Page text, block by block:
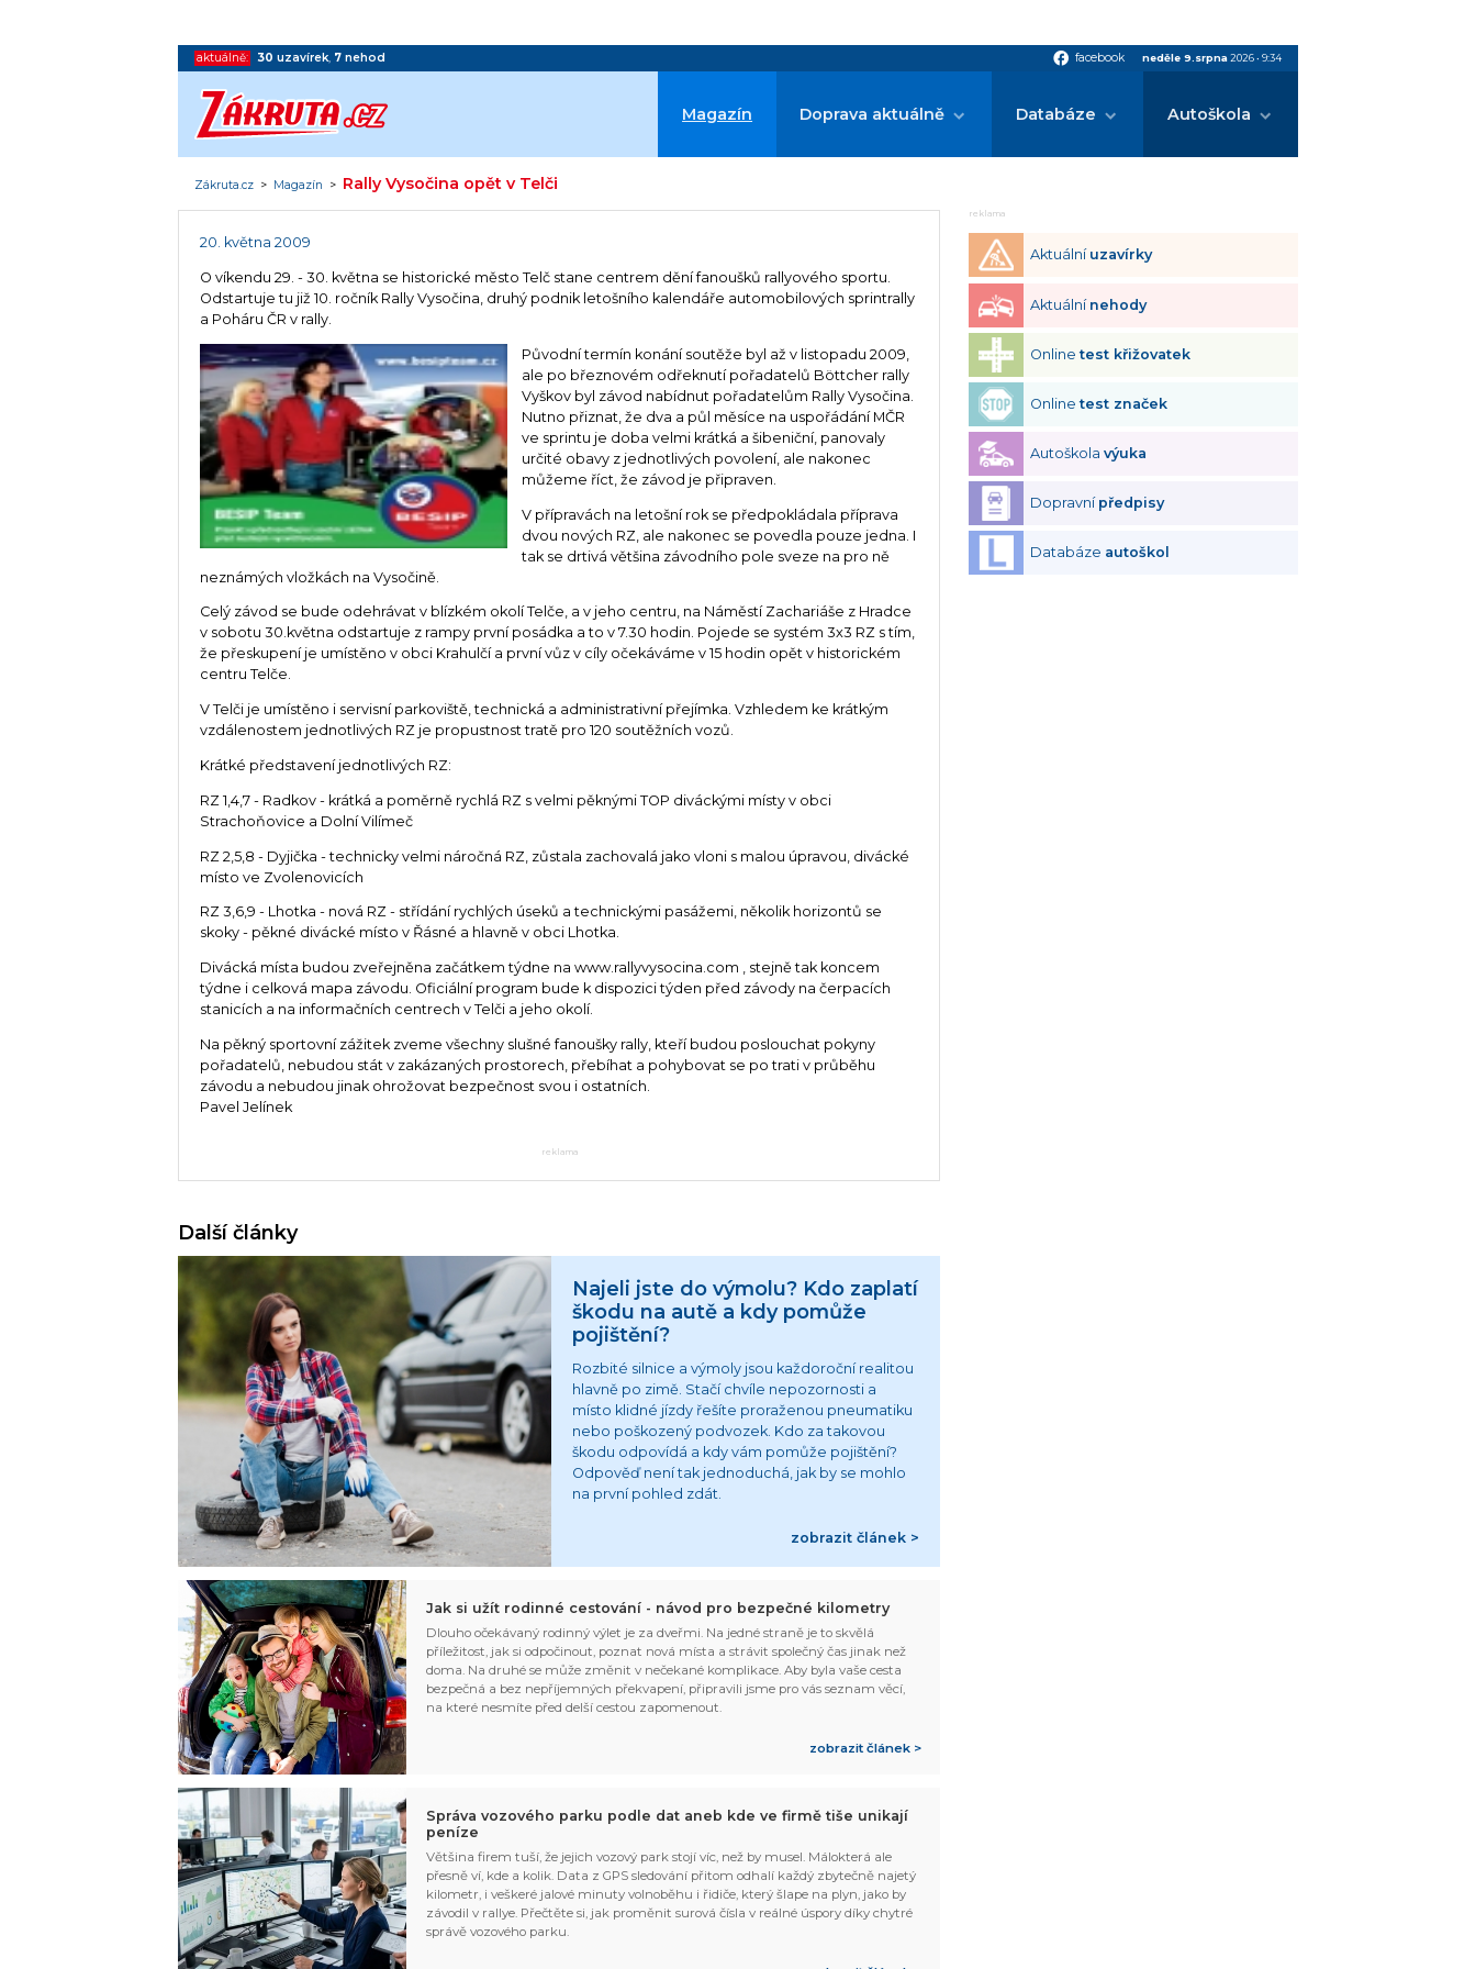
aktuálně: 30 uzavírek, 7 nehod facebook facebook neděle 9.srpna 2026• 9:34
Magazín Doprava aktuálně Databáze Autoškola
Zákruta.cz > Magazín > Rally Vysočina opět v Telči
20. května 2009
O víkendu 29. - 30. května se historické město Telč stane centrem dění fanoušků rallyového sportu.
Odstartuje tu již 10. ročník Rally Vysočina, druhý podnik letošního kalendáře automobilových sprintrally
a Poháru ČR v rally.
Původní termín konání soutěže byl až v listopadu 2009,
ale po březnovém odřeknutí pořadatelů Böttcher rally
Vyškov byl závod nabídnut pořadatelům Rally Vysočina.
Nutno přiznat, že dva a půl měsíce na uspořádání MČR
ve sprintu je doba velmi krátká a šibeniční, panovaly
určité obavy z jednotlivých povolení, ale nakonec
můžeme říct, že závod je připraven.
V přípravách na letošní rok se předpokládala příprava
dvou nových RZ, ale nakonec se povedla pouze jedna. I
tak se drtivá většina závodního pole sveze na pro ně
neznámých vložkách na Vysočině.
Celý závod se bude odehrávat v blízkém okolí Telče, a v jeho centru, na Náměstí Zachariáše z Hradce
v sobotu 30.května odstartuje z rampy první posádka a to v 7.30 hodin. Pojede se systém 3x3 RZ s tím,
že přeskupení je umístěno v obci Krahulčí a první vůz v cíly očekáváme v 15 hodin opět v historickém
centru Telče.
V Telči je umístěno i servisní parkoviště, technická a administrativní přejímka. Vzhledem ke krátkým
vzdálenostem jednotlivých RZ je propustnost tratě pro 120 soutěžních vozů.
Krátké představení jednotlivých RZ:
RZ 1,4,7 - Radkov - krátká a poměrně rychlá RZ s velmi pěknými TOP diváckými místy v obci
Strachoňovice a Dolní Vilímeč
RZ 2,5,8 - Dyjička - technicky velmi náročná RZ, zůstala zachovalá jako vloni s malou úpravou, divácké
místo ve Zvolenovicích
RZ 3,6,9 - Lhotka - nová RZ - střídání rychlých úseků a technickými pasážemi, několik horizontů se
skoky - pěkné divácké místo v Řásné a hlavně v obci Lhotka.
Divácká místa budou zveřejněna začátkem týdne na www.rallyvysocina.com , stejně tak koncem
týdne i celková mapa závodu. Oficiální program bude k dispozici týden před závody na čerpacích
stanicích a na informačních centrech v Telči a jeho okolí.
Na pěkný sportovní zážitek zveme všechny slušné fanoušky rally, kteří budou poslouchat pokyny
pořadatelů, nebudou stát v zakázaných prostorech, přebíhat a pohybovat se po trati v průběhu
závodu a nebudou jinak ohrožovat bezpečnost svou i ostatních.
Pavel Jelínek
reklama
Další články
Najeli jste do výmolu? Kdo zaplatí
škodu na autě a kdy pomůže
pojištění?
Rozbité silnice a výmoly jsou každoroční realitou
hlavně po zimě. Stačí chvíle nepozornosti a
místo klidné jízdy řešíte proraženou pneumatiku
nebo poškozený podvozek. Kdo za takovou
škodu odpovídá a kdy vám pomůže pojištění?
Odpověď není tak jednoduchá, jak by se mohlo
na první pohled zdát.
zobrazit článek >
Jak si užít rodinné cestování - návod pro bezpečné kilometry
Dlouho očekávaný rodinný výlet je za dveřmi. Na jedné straně je to skvělá
příležitost, jak si odpočinout, poznat nová místa a strávit společný čas jinak než
doma. Na druhé se může změnit v nečekané komplikace. Aby byla vaše cesta
bezpečná a bez nepříjemných překvapení, připravili jsme pro vás seznam věcí,
na které nesmíte před delší cestou zapomenout.
zobrazit článek >
Správa vozového parku podle dat aneb kde ve firmě tiše unikají
peníze
Většina firem tuší, že jejich vozový park stojí víc, než by musel. Málokterá ale
přesně ví, kde a kolik. Data z GPS sledování přitom odhalí každý zbytečně najetý
kilometr, i veškeré jalové minuty volnoběhu i řidiče, který šlape na plyn, jako by
závodil v rallye. Přečtěte si, jak proměnit surová čísla v reálné úspory díky chytré
správě vozového parku.
reklama
Aktuální uzavírky
Aktuální nehody
Onlinetest křižovatek
Onlinetest značek
Autoškolavýuka
Dopravní předpisy
Databáze autoškol